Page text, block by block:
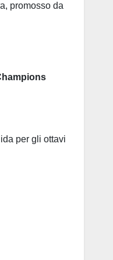
promosso da
per gli ottavi